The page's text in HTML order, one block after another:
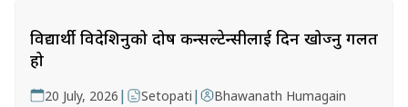
विद्यार्थी विदेशिनुको दोष कन्सल्टेन्सीलाई दिन खोज्नु गलत
हो
20 July, 2026 | Setopati | Bhawanath Humagain